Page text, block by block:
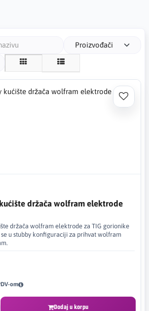
Proizvođači
držača wolfram elektrode
držača wolfram elektrode za TIG gorionike
se u stubby konfiguraciji za prihvat wolfram
om
Dodaj u korpu